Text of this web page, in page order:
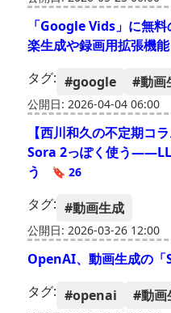
「Google Vids」に無
楽生成や録画用拡張機能
タグ: #google #動画
公開日: 2026-04-04 06:00
【西川和久の不定期コ
Sora 2っぽく使う
う
🔖 26
タグ: #動画生成
公開日: 2026-03-26 12:00
OpenAI、動画生成の
タグ: #openai #動画